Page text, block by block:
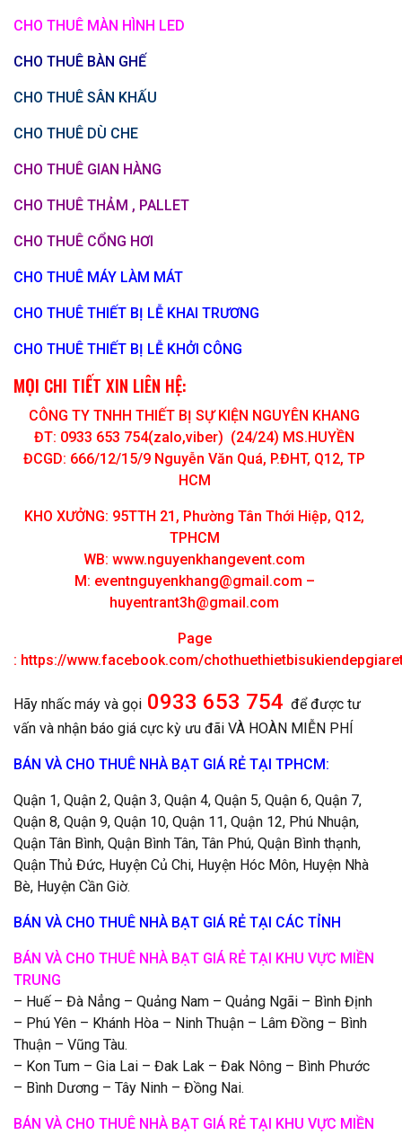
CHO THUÊ MÀN HÌNH LED
CHO THUÊ BÀN GHẾ
CHO THUÊ SÂN KHẤU
CHO THUÊ DÙ CHE
CHO THUÊ GIAN HÀNG
CHO THUÊ THẢM , PALLET
CHO THUÊ CỔNG HƠI
CHO THUÊ MÁY LÀM MÁT
CHO THUÊ THIẾT BỊ LỄ KHAI TRƯƠNG
CHO THUÊ THIẾT BỊ LỄ KHỞI CÔNG
MỌI CHI TIẾT XIN LIÊN HỆ:
CÔNG TY TNHH THIẾT BỊ SỰ KIỆN NGUYÊN KHANG
ĐT: 0933 653 754(zalo,viber) (24/24) MS.HUYỀN
ĐCGD: 666/12/15/9 Nguyễn Văn Quá, P.ĐHT, Q12, TP
HCM
KHO XƯỞNG: 95TTH 21, Phường Tân Thới Hiệp, Q12,
TPHCM
WB: www.nguyenkhangevent.com
M: eventnguyenkhang@gmail.com –
huyentrant3h@gmail.com
Page
: https://www.facebook.com/
Hãy nhấc máy và gọi 0933 653 754 để được tư
vấn và nhận báo giá cực kỳ ưu đãi VÀ HOÀN MIỄN PHÍ
BÁN VÀ CHO THUÊ NHÀ BẠT GIÁ RẺ TẠI TPHCM:
Quận 1, Quận 2, Quận 3, Quận 4, Quận 5, Quận 6, Quận 7,
Quận 8, Quận 9, Quận 10, Quận 11, Quận 12, Phú Nhuận,
Quận Tân Bình, Quận Bình Tân, Tân Phú, Quận Bình thạnh,
Quận Thủ Đức, Huyện Củ Chi, Huyện Hóc Môn, Huyện Nhà
Bè, Huyện Cần Giờ.
BÁN VÀ CHO THUÊ NHÀ BẠT GIÁ RẺ TẠI CÁC TỈNH
BÁN VÀ CHO THUÊ NHÀ BẠT GIÁ RẺ TẠI KHU VỰC MIỀN
TRUNG
– Huế – Đà Nẳng – Quảng Nam – Quảng Ngãi – Bình Định
– Phú Yên – Khánh Hòa – Ninh Thuận – Lâm Đồng – Bình
Thuận – Vũng Tàu.
– Kon Tum – Gia Lai – Đak Lak – Đak Nông – Bình Phước
– Bình Dương – Tây Ninh – Đồng Nai.
BÁN VÀ CHO THUÊ NHÀ BẠT GIÁ RẺ TẠI KHU VỰC MIỀN